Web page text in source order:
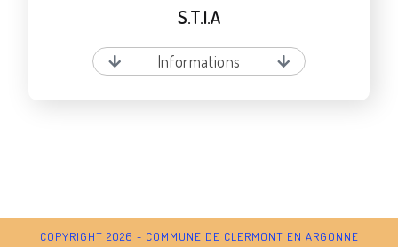
S.T.I.A
Informations
COPYRIGHT 2026 - COMMUNE DE CLERMONT EN ARGONNE